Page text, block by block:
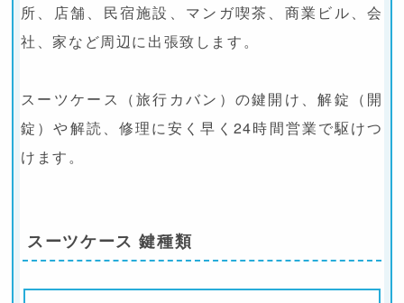
所、店舗、民宿施設、マンガ喫茶、商業ビル、会
社、家など周辺に出張致します。
スーツケース（旅行カバン）の鍵開け、解錠（開
錠）や解読、修理に安く早く24時間営業で駆けつ
けます。
スーツケース 鍵種類